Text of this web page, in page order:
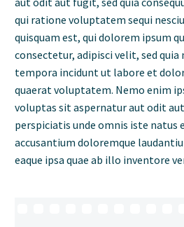
qui ratione voluptatem sequi
quisquam est, qui dolorem ipsum
consectetur, adipisci velit, sed quia
tempora incidunt ut labore et
quaerat voluptatem. Nemo enim
voluptas sit aspernatur aut odit
perspiciatis unde omnis iste
accusantium doloremque
eaque ipsa quae ab illo inventore